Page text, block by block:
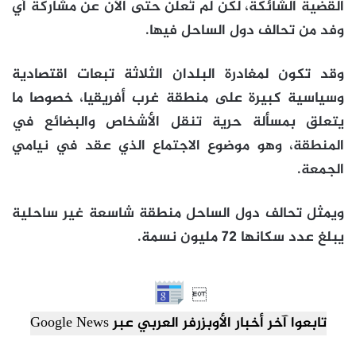
القضية الشائكة، لكن لم تُعلن حتى الآن عن مشاركة أي
وفد من تحالف دول الساحل فيها.
وقد تكون لمغادرة البلدان الثلاثة تبعات اقتصادية
وسياسية كبيرة على منطقة غرب أفريقيا، خصوصا ما
يتعلق بمسألة حرية تنقل الأشخاص والبضائع في
المنطقة، وهو موضوع الاجتماع الذي عقد في نيامي
الجمعة.
ويمثل تحالف دول الساحل منطقة شاسعة غير ساحلية
يبلغ عدد سكانها 72 مليون نسمة.

تابعوا آخر أخبار الأوبزرفر العربي عبر Google News